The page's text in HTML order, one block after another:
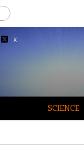
X
SCIENCE